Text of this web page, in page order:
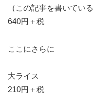
（この記事を書いてい
640円＋税
ここにさらに
大ライス
210円＋税